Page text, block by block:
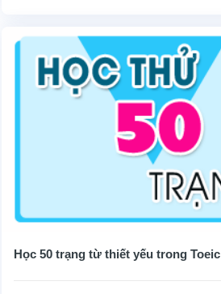
Học 50 trạng từ thiết yếu trong Toeic